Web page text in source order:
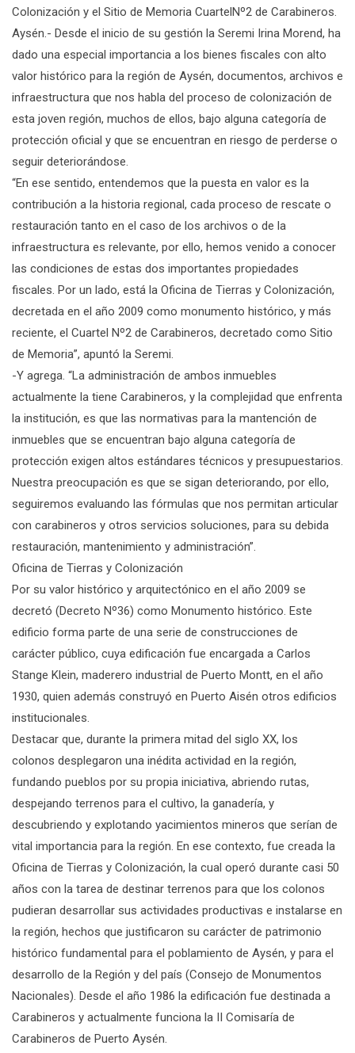
Colonización y el Sitio de Memoria CuartelNº2 de Carabineros.
Aysén.- Desde el inicio de su gestión la Seremi Irina Morend, ha
dado una especial importancia a los bienes fiscales con alto
valor histórico para la región de Aysén, documentos, archivos e
infraestructura que nos habla del proceso de colonización de
esta joven región, muchos de ellos, bajo alguna categoría de
protección oficial y que se encuentran en riesgo de perderse o
seguir deteriorándose.
“En ese sentido, entendemos que la puesta en valor es la
contribución a la historia regional, cada proceso de rescate o
restauración tanto en el caso de los archivos o de la
infraestructura es relevante, por ello, hemos venido a conocer
las condiciones de estas dos importantes propiedades
fiscales. Por un lado, está la Oficina de Tierras y Colonización,
decretada en el año 2009 como monumento histórico, y más
reciente, el Cuartel Nº2 de Carabineros, decretado como Sitio
de Memoria”, apuntó la Seremi.
-Y agrega. “La administración de ambos inmuebles
actualmente la tiene Carabineros, y la complejidad que enfrenta
la institución, es que las normativas para la mantención de
inmuebles que se encuentran bajo alguna categoría de
protección exigen altos estándares técnicos y presupuestarios.
Nuestra preocupación es que se sigan deteriorando, por ello,
seguiremos evaluando las fórmulas que nos permitan articular
con carabineros y otros servicios soluciones, para su debida
restauración, mantenimiento y administración”.
Oficina de Tierras y Colonización
Por su valor histórico y arquitectónico en el año 2009 se
decretó (Decreto Nº36) como Monumento histórico. Este
edificio forma parte de una serie de construcciones de
carácter público, cuya edificación fue encargada a Carlos
Stange Klein, maderero industrial de Puerto Montt, en el año
1930, quien además construyó en Puerto Aisén otros edificios
institucionales.
Destacar que, durante la primera mitad del siglo XX, los
colonos desplegaron una inédita actividad en la región,
fundando pueblos por su propia iniciativa, abriendo rutas,
despejando terrenos para el cultivo, la ganadería, y
descubriendo y explotando yacimientos mineros que serían de
vital importancia para la región. En ese contexto, fue creada la
Oficina de Tierras y Colonización, la cual operó durante casi 50
años con la tarea de destinar terrenos para que los colonos
pudieran desarrollar sus actividades productivas e instalarse en
la región, hechos que justificaron su carácter de patrimonio
histórico fundamental para el poblamiento de Aysén, y para el
desarrollo de la Región y del país (Consejo de Monumentos
Nacionales). Desde el año 1986 la edificación fue destinada a
Carabineros y actualmente funciona la II Comisaría de
Carabineros de Puerto Aysén.